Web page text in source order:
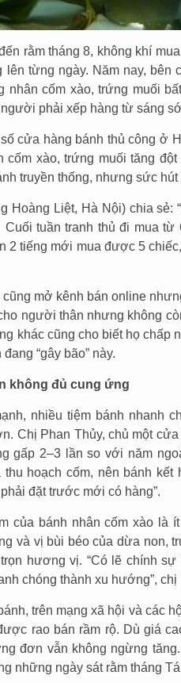
rằm tháng 8, không khí
từng ngày. Năm nay, bên
nhân cốm xào, trứng muối
phải xếp hàng từ sáng
cửa hàng bánh thủ công ở
cốm xào, trứng muối tăng
truyền thống, nhưng sức
Hoàng Liệt, Hà Nội) chia sẻ:
Cuối tuần tranh thủ đi mua
2 tiếng mới mua được 5
mở kênh bán online
người thân nhưng không
khác cũng cho biết họ chấp
“gây bão” này.
không đủ cung ứng
nhiều tiệm bánh nhanh
Chị Phan Thủy, chủ một
gấp 2–3 lần so với năm
thu hoạch cốm, nên bánh
đặt trước mới có hàng”.
của bánh nhân cốm xào là
và vị bùi béo của dừa non,
hương vị. “Có lẽ chính
chóng thành xu hướng”, chị
trên mạng xã hội và các
rao bán rầm rộ. Dù giá
đơn vẫn không ngừng
những ngày sát rằm tháng